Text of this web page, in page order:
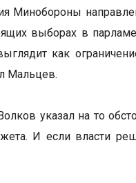
Минобороны
выборах в
как
Мальцев.
указал на то
И если власти